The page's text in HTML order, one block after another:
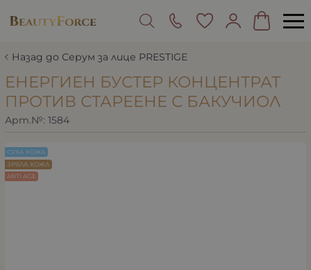
Назад до Серум за лице PRESTIGE
ЕНЕРГИЕН БУСТЕР КОНЦЕНТРАТ
ПРОТИВ СТАРЕЕНЕ С БАКУЧИОЛ
Арт.№: 1584
СУХА КОЖА
ЗРЯЛА КОЖА
ANTI AGE